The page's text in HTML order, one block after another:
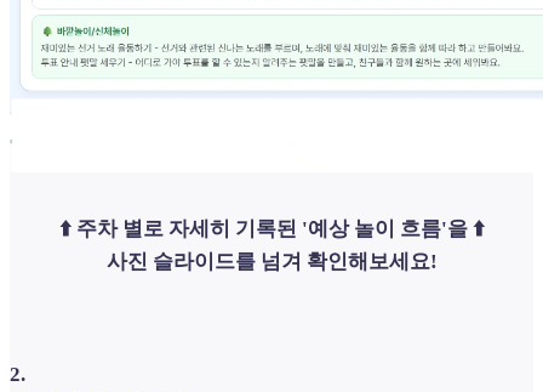
⬆️ 주차 별로 자세히 기록된 '예상 놀이 흐름'을 ⬆️
사진 슬라이드를 넘겨 확인해보세요!
2.